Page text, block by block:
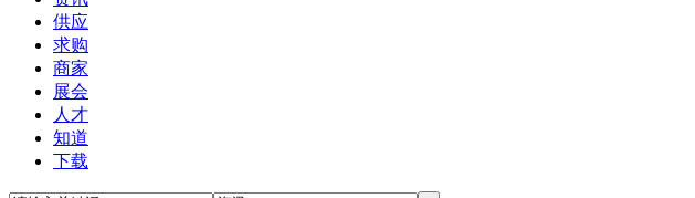
供应
求购
商家
展会
人才
知道
下载